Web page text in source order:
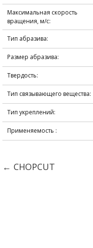
Максимальная скорость
вращения, м/с:
Тип абразива:
Размер абразива:
Твердость:
Тип связывающего вещества:
Тип укреплений:
Применяемость :
← CHOPCUT